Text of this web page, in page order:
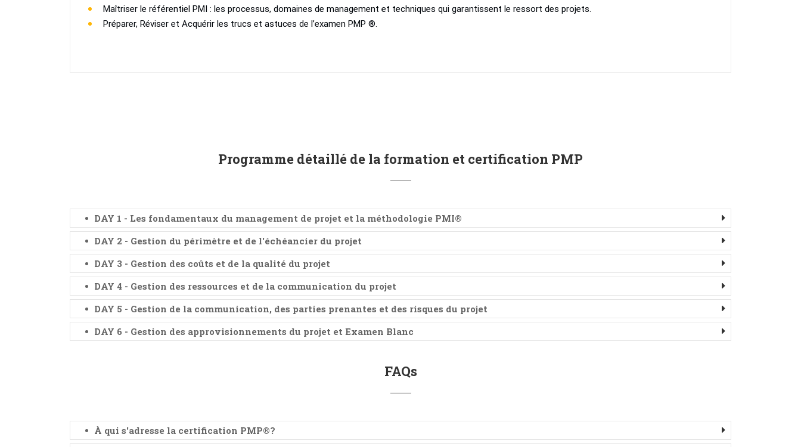
Maîtriser le référentiel PMI : les processus, domaines de management et techniques qui garantissent le ressort des projets.
Préparer, Réviser et Acquérir les trucs et astuces de l’examen PMP ®.
Programme détaillé de la formation et certification PMP
DAY 1 - Les fondamentaux du management de projet et la méthodologie PMI®
DAY 2 - Gestion du périmètre et de l'échéancier du projet
DAY 3 - Gestion des coûts et de la qualité du projet
DAY 4 - Gestion des ressources et de la communication du projet
DAY 5 - Gestion de la communication, des parties prenantes et des risques du projet
DAY 6 - Gestion des approvisionnements du projet et Examen Blanc
FAQs
À qui s'adresse la certification PMP®?